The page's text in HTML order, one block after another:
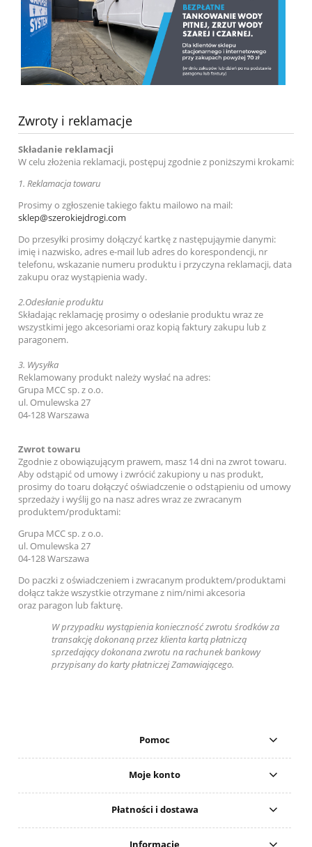
Zwroty i reklamacje
Składanie reklamacji
W celu złożenia reklamacji, postępuj zgodnie z poniższymi krokami:
1. Reklamacja towaru
Prosimy o zgłoszenie takiego faktu mailowo na mail:
sklep@szerokiejdrogi.com
Do przesyłki prosimy dołączyć kartkę z następująymie danymi:
imię i nazwisko, adres e-mail lub adres do korespondencji, nr
telefonu, wskazanie numeru produktu i przyczyna reklamacji, data
zakupu oraz wystąpienia wady.
2.Odesłanie produktu
Składając reklamację prosimy o odesłanie produktu wraz ze
wszystkimi jego akcesoriami oraz kopią faktury zakupu lub z
paragonem.
3. Wysyłka
Reklamowany produkt należy wysłać na adres:
Grupa MCC sp. z o.o.
ul. Omulewska 27
04-128 Warszawa
Zwrot towaru
Zgodnie z obowiązującym prawem, masz 14 dni na zwrot towaru.
Aby odstąpić od umowy i zwrócić zakupiony u nas produkt,
prosimy do toaru dołączyć oświadczenie o odstąpieniu od umowy
sprzedaży i wyślij go na nasz adres wraz ze zwracanym
produktem/produktami:
Grupa MCC sp. z o.o.
ul. Omulewska 27
04-128 Warszawa
Do paczki z oświadczeniem i zwracanym produktem/produktami
dołącz takżewszystkie otrzymane z nim/nimi akcesoria
oraz paragon lub fakturę.
W przypadku wystąpienia konieczność zwrotu środków za
transakcję dokonaną przez klienta kartą płatniczą
sprzedający dokonana zwrotu na rachunek bankowy
przypisany do karty płatniczej Zamawiającego.
Pomoc
Moje konto
Płatności i dostawa
Informacje